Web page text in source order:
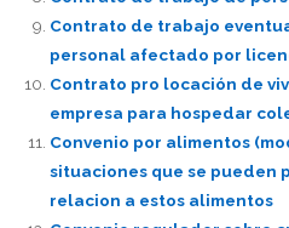
Contrato de trabajo
personal afectado por
Contrato pro locación de
empresa para hospedar
Convenio por alimentos
situaciones que se pueden
relacion a estos alimentos